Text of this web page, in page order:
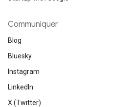
Communiquer
Blog
Bluesky
Instagram
LinkedIn
X (Twitter)